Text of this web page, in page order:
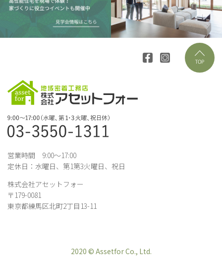
営業時間 9:00～17:00
定休日：水曜日、第1第3火曜日、祝日
株式会社アセットフォー
〒179-0081
東京都練馬区北町2丁目13-11
2020 © Assetfor Co., Ltd.